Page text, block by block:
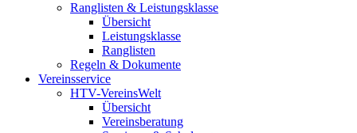
Ranglisten & Leistungsklasse
Übersicht
Leistungsklasse
Ranglisten
Regeln & Dokumente
Vereinsservice
HTV-VereinsWelt
Übersicht
Vereinsberatung